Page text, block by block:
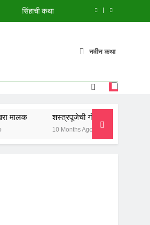
सिंहाची कथा
मुंगी आणि हत्ती
झाडावरची फुलं
नवीन कथा
शस्त्रपूजेची गोष्ट
10 Months Ago 10 Months Ago